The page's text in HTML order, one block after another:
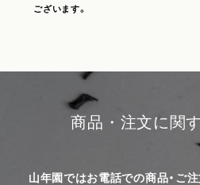
ございます。
商品・注文に関
山年園ではお電話での商品・ご